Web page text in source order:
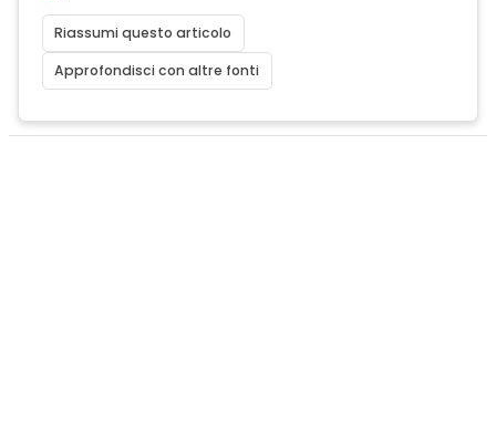
Riassumi questo articolo
Approfondisci con altre fonti